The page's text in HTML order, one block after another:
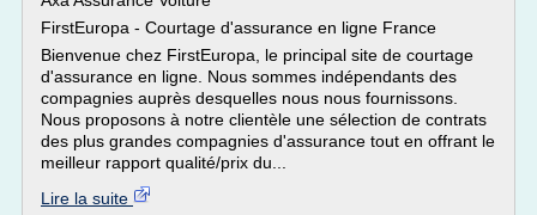
FirstEuropa - Courtage d'assurance en ligne France
Bienvenue chez FirstEuropa, le principal site de courtage
d'assurance en ligne. Nous sommes indépendants des
compagnies auprès desquelles nous nous fournissons.
Nous proposons à notre clientèle une sélection de contrats
des plus grandes compagnies d'assurance tout en offrant le
meilleur rapport qualité/prix du...
Lire la suite